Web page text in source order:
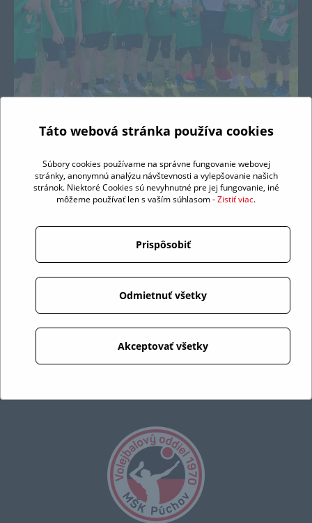
Táto webová stránka používa cookies
Súbory cookies používame na správne fungovanie webovej
stránky, anonymnú analýzu návštevnosti a vylepšovanie našich
stránok. Niektoré Cookies sú nevyhnutné pre jej fungovanie, iné
môžeme používať len s vaším súhlasom -Zistiť viac.
Prispôsobiť
Odmietnuť všetky
Akceptovať všetky